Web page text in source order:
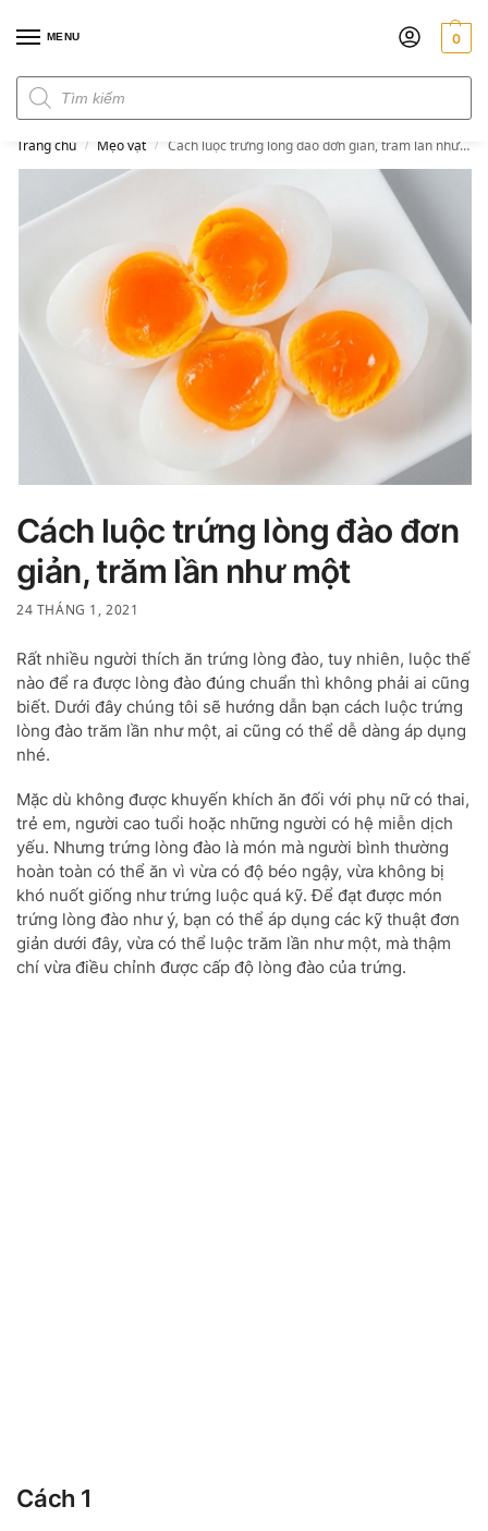
MENU 0
Trang chủ / Mẹo vặt / Cách luộc trứng lòng đào đơn giản, trăm lần như một
Cách luộc trứng lòng đào đơn
giản, trăm lần như một
24 THÁNG 1, 2021
Rất nhiều người thích ăn trứng lòng đào, tuy nhiên, luộc thế
nào để ra được lòng đào đúng chuẩn thì không phải ai cũng
biết. Dưới đây chúng tôi sẽ hướng dẫn bạn cách luộc trứng
lòng đào trăm lần như một, ai cũng có thể dễ dàng áp dụng
nhé.
Mặc dù không được khuyến khích ăn đối với phụ nữ có thai,
trẻ em, người cao tuổi hoặc những người có hệ miễn dịch
yếu. Nhưng trứng lòng đào là món mà người bình thường
hoàn toàn có thể ăn vì vừa có độ béo ngậy, vừa không bị
khó nuốt giống như trứng luộc quá kỹ. Để đạt được món
trứng lòng đào như ý, bạn có thể áp dụng các kỹ thuật đơn
giản dưới đây, vừa có thể luộc trăm lần như một, mà thậm
chí vừa điều chỉnh được cấp độ lòng đào của trứng.
Cách 1